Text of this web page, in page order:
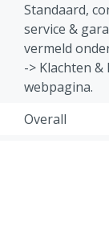
Standaard,
service &
vermeld
-> Klachten
webpagina.
Overall